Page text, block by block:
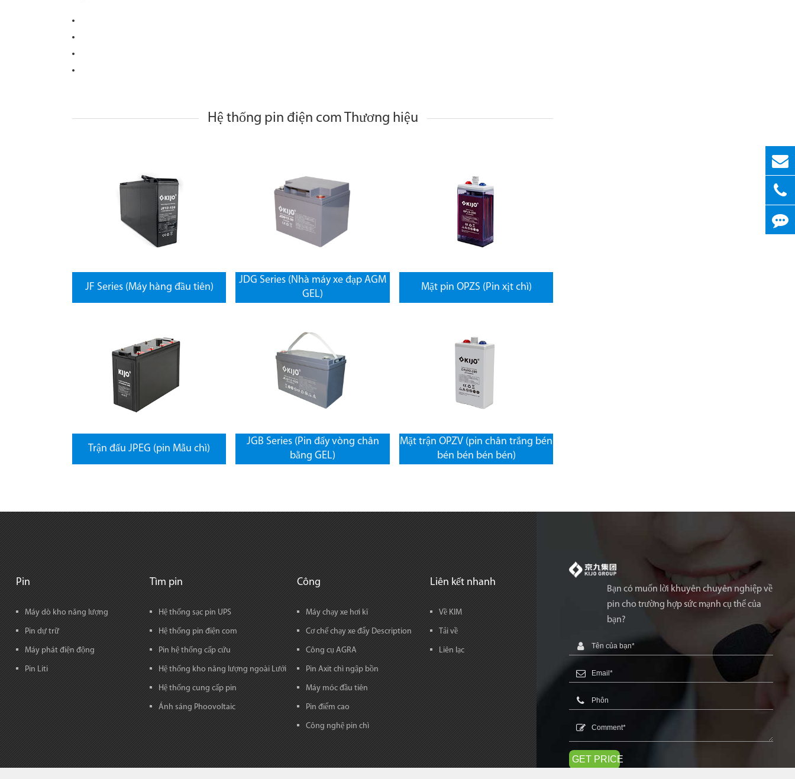
Hệ thống pin điện com Thương hiệu
JF Series (Máy hàng đầu tiên)
JDG Series (Nhà máy xe đạp AGM
GEL)
Mặt pin OPZS (Pin xịt chì)
Trận đấu JPEG (pin Mẫu chì)
JGB Series (Pin đẩy vòng chân
bằng GEL)
Mặt trận OPZV (pin chân trắng bén
bén bén bén bén)
Pin
Máy dò kho năng lượng
Pin dự trữ
Máy phát điện động
Pin Liti
Tìm pin
Hệ thống sạc pin UPS
Hệ thống pin điện com
Pin hệ thống cấp cứu
Hệ thống kho năng lượng ngoài Lưới
Hệ thống cung cấp pin
Ánh sáng Phoovoltaic
Công
Máy chạy xe hơi kĩ
Cơ chế chạy xe đẩy Description
Công cụ AGRA
Pin Axit chì ngập bồn
Máy móc đầu tiên
Pin điểm cao
Công nghệ pin chì
Liên kết nhanh
Về KIM
Tải về
Liên lạc
Bạn có muốn lời khuyên chuyên nghiệp về
pin cho trường hợp sức mạnh cụ thể của
bạn?
GET PRICE